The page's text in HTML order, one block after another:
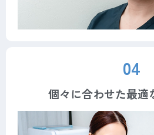
04
個々に合わせた最適